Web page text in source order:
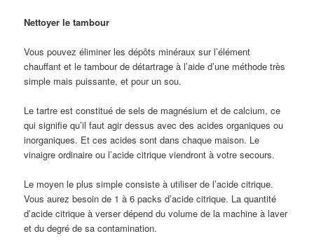
Nettoyer le tambour
Vous pouvez éliminer les dépôts minéraux sur l’élément
chauffant et le tambour de détartrage à l’aide d’une méthode très
simple mais puissante, et pour un sou.
Le tartre est constitué de sels de magnésium et de calcium, ce
qui signifie qu’il faut agir dessus avec des acides organiques ou
inorganiques. Et ces acides sont dans chaque maison. Le
vinaigre ordinaire ou l’acide citrique viendront à votre secours.
Le moyen le plus simple consiste à utiliser de l’acide citrique.
Vous aurez besoin de 1 à 6 packs d’acide citrique. La quantité
d’acide citrique à verser dépend du volume de la machine à laver
et du degré de sa contamination.